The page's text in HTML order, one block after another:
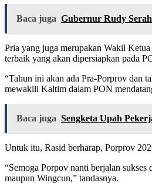
Baca juga Gubernur Rudy
Pria yang juga merupakan Wakil
terbaik yang akan dipersiapkan pada
“Tahun ini akan ada Pra-Porprov dan
mewakili Kaltim dalam PON
Baca juga Sengketa Upah
Untuk itu, Rasid berharap, Porprov
“Semoga Porpov nanti berjalan
maupun Wingcun,” tandasnya.